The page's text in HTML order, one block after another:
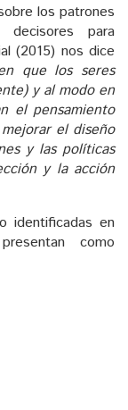
los patrones
para
(2015) nos dice
que los seres
y al modo en
el pensamiento
el diseño
y las políticas
y la acción
identificadas en
como